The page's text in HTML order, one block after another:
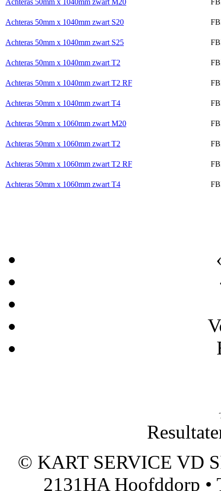
Achteras 50mm x 1040mm zwart M20
Achteras 50mm x 1040mm zwart S20
Achteras 50mm x 1040mm zwart S25
Achteras 50mm x 1040mm zwart T2
Achteras 50mm x 1040mm zwart T2 RF
Achteras 50mm x 1040mm zwart T4
Achteras 50mm x 1060mm zwart M20
Achteras 50mm x 1060mm zwart T2
Achteras 50mm x 1060mm zwart T2 RF
Achteras 50mm x 1060mm zwart T4
© KART SERVICE VD
2131HA Hoofddorp •